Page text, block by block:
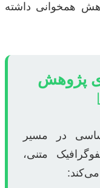
همخوانی داشته
پژوهش
در مسیر
متنی،